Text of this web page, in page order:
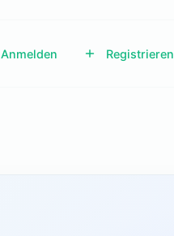
Anmelden Registrieren